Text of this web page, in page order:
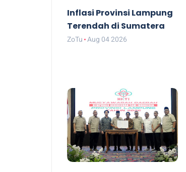
Inflasi Provinsi Lampung
Terendah di Sumatera
ZoTu Aug 04 2026